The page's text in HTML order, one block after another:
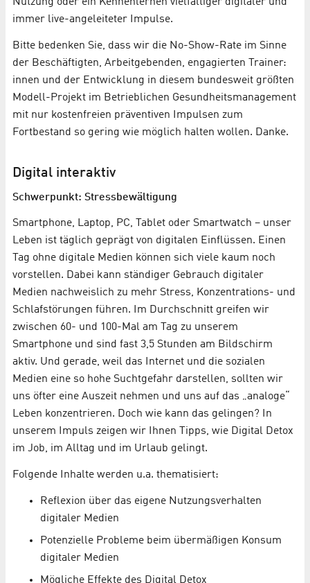
immer live-angeleiteter Impulse.
Bitte bedenken Sie, dass wir die No-Show-Rate im Sinne
der Beschäftigten, Arbeitgebenden, engagierten Trainer:
innen und der Entwicklung in diesem bundesweit größten
Modell-Projekt im Betrieblichen Gesundheitsmanagement
mit nur kostenfreien präventiven Impulsen zum
Fortbestand so gering wie möglich halten wollen. Danke.
Digital interaktiv
Schwerpunkt: Stressbewältigung
Smartphone, Laptop, PC, Tablet oder Smartwatch – unser
Leben ist täglich geprägt von digitalen Einflüssen. Einen
Tag ohne digitale Medien können sich viele kaum noch
vorstellen. Dabei kann ständiger Gebrauch digitaler
Medien nachweislich zu mehr Stress, Konzentrations- und
Schlafstörungen führen. Im Durchschnitt greifen wir
zwischen 60- und 100-Mal am Tag zu unserem
Smartphone und sind fast 3,5 Stunden am Bildschirm
aktiv. Und gerade, weil das Internet und die sozialen
Medien eine so hohe Suchtgefahr darstellen, sollten wir
uns öfter eine Auszeit nehmen und uns auf das „analoge“
Leben konzentrieren. Doch wie kann das gelingen? In
unserem Impuls zeigen wir Ihnen Tipps, wie Digital Detox
im Job, im Alltag und im Urlaub gelingt.
Folgende Inhalte werden u.a. thematisiert:
Reflexion über das eigene Nutzungsverhalten
digitaler Medien
Potenzielle Probleme beim übermäßigen Konsum
digitaler Medien
Mögliche Effekte des Digital Detox